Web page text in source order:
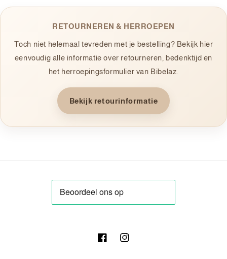
RETOURNEREN & HERROEPEN
Toch niet helemaal tevreden met je bestelling? Bekijk hier
eenvoudig alle informatie over retourneren, bedenktijd en
het herroepingsformulier van Bibelaz.
Bekijk retourinformatie
FacebookInstagram